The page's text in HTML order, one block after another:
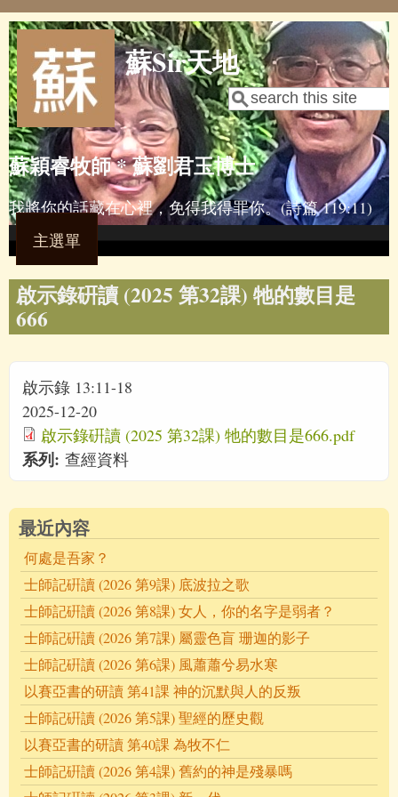
Skip to main content
蘇Sir天地
Search form
Search
蘇穎睿牧師 * 蘇劉君玉博士
我將你的話藏在心裡，免得我得罪你。(詩篇 119:11)
主選單
啟示錄硏讀 (2025 第32課) 牠的數目是
666
啟示錄 13:11-18
2025-12-20
啟示錄硏讀 (2025 第32課) 牠的數目是666.pdf
系列: 查經資料
最近內容
何處是吾家？
士師記硏讀 (2026 第9課) 底波拉之歌
士師記硏讀 (2026 第8課) 女人，你的名字是弱者？
士師記硏讀 (2026 第7課) 屬靈色盲 珊迦的影子
士師記硏讀 (2026 第6課) 風蕭蕭兮易水寒
以賽亞書的研讀 第41課 神的沉默與人的反叛
士師記硏讀 (2026 第5課) 聖經的歷史觀
以賽亞書的研讀 第40課 為牧不仁
士師記硏讀 (2026 第4課) 舊約的神是殘暴嗎